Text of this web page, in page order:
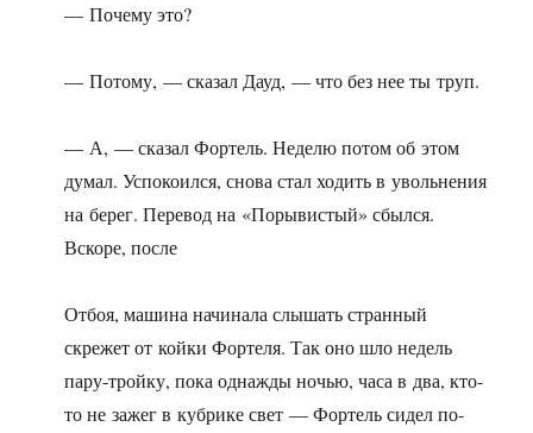
— Почему это?
— Потому, — сказал Дауд, — что без нее ты труп.
— А, — сказал Фортель. Неделю потом об этом
думал. Успокоился, снова стал ходить в увольнения
на берег. Перевод на «Порывистый» сбылся.
Вскоре, после
Отбоя, машина начинала слышать странный
скрежет от койки Фортеля. Так оно шло недель
пару-тройку, пока однажды ночью, часа в два, кто-
то не зажег в кубрике свет — Фортель сидел по-